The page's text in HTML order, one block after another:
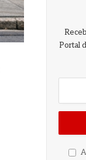
Portal